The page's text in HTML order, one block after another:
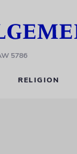
5786
RELIGION